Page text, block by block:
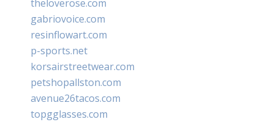
theloverose.com
gabriovoice.com
resinflowart.com
p-sports.net
korsairstreetwear.com
petshopallston.com
avenue26tacos.com
topgglasses.com